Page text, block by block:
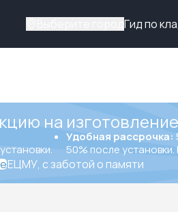
Гид по
на
Удобная рассрочка:
50% после установки.
ЕЦМУ, с заботой о памяти